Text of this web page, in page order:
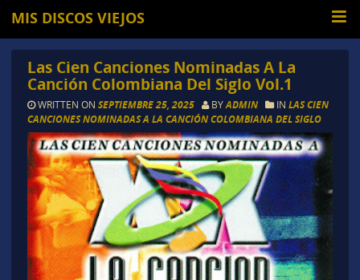
MIS DISCOS VIEJOS
Las Cien Canciones Nominadas A La
Canción Colombiana Del Siglo Vol.1
WRITTEN ON SEPTIEMBRE 25, 2025 BYADMIN IN LAS CIEN
CANCIONES NOMINADAS A LA CANCIÓN COLOMBIANA DEL SIGLO